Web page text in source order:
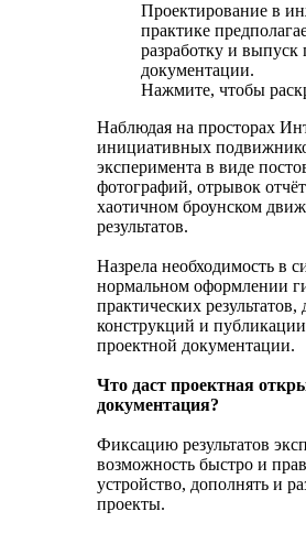
Проектирование в
практике
разработку и выпуск
документации.
Нажмите, чтобы
Наблюдая на просторах
инициативных
эксперимента в виде
фотографий, отрывок
хаотичном броунском
результатов.
Назрела необходимость в
нормальном оформлении
практических
конструкций и
проектной документации.
Что даст проектная
документация?
Фиксацию результатов
возможность быстро и
устройство, дополнять и
проекты.